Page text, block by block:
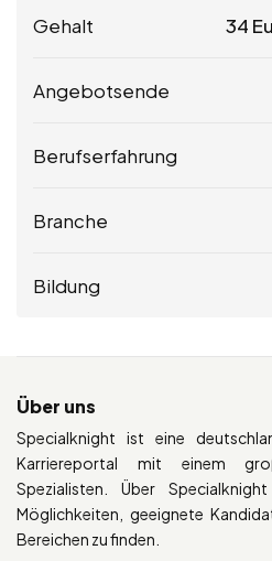
Gehalt 34
Angebotsende
Berufserfahrung
Branche
Bildung
Über uns
Specialknight ist eine
Karriereportal mit einem
Spezialisten. Über
Möglichkeiten, geeignete
Bereichen zu finden.